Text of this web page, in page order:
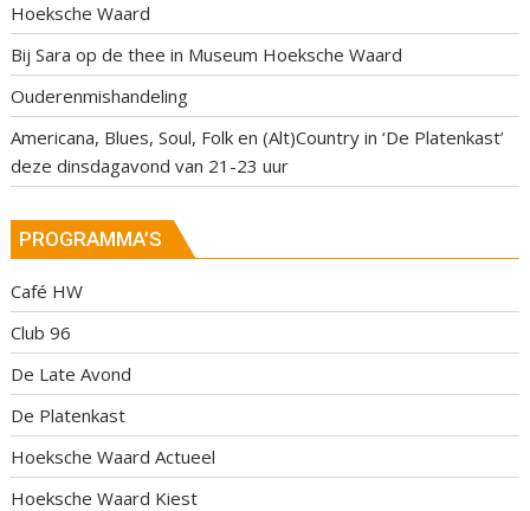
Hoeksche Waard
Bij Sara op de thee in Museum Hoeksche Waard
Ouderenmishandeling
Americana, Blues, Soul, Folk en (Alt)Country in ‘De Platenkast’
deze dinsdagavond van 21-23 uur
PROGRAMMA’S
Café HW
Club 96
De Late Avond
De Platenkast
Hoeksche Waard Actueel
Hoeksche Waard Kiest